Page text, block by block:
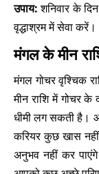
उपाय:शनिवार के
वृद्धाश्रम में सेवा करें।
मंगल के मीन
मंगल गोचर वृश्चिक
मीन राशि में गोचर के
धीमी लग सकती है।
करियर कुछ खास
अनुभव नहीं कर